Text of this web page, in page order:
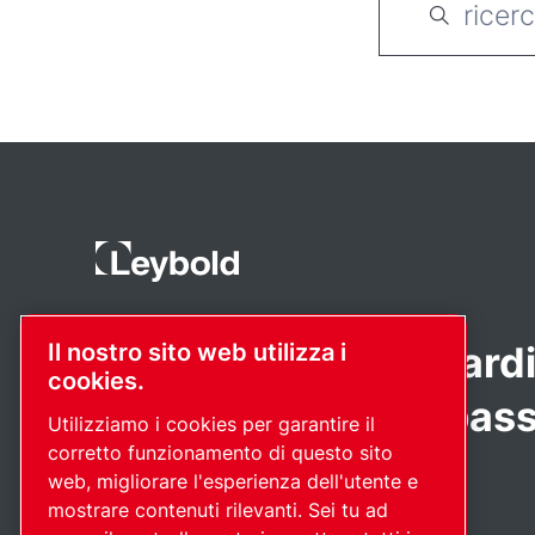
Prodotti
Applicazione con
Il nostro sito web utilizza i
cookies.
Utilizziamo i cookies per garantire il
corretto funzionamento di questo sito
web, migliorare l'esperienza dell'utente e
mostrare contenuti rilevanti. Sei tu ad